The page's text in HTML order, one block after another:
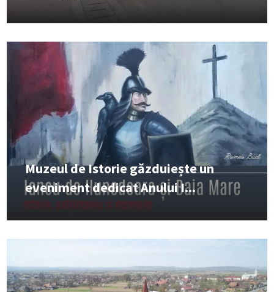
Muzeul de Istorie găzduiește un
eveniment dedicat Anului I...